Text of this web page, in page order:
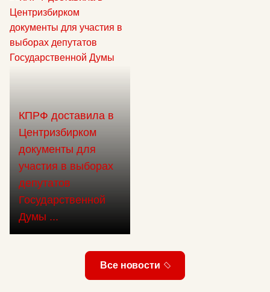
КПРФ доставила в
Центризбирком
документы для
участия в выборах
депутатов
Государственной
Думы ...
Все новости